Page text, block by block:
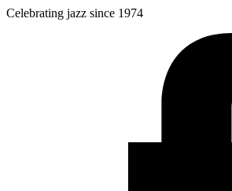
Celebrating jazz since 1974